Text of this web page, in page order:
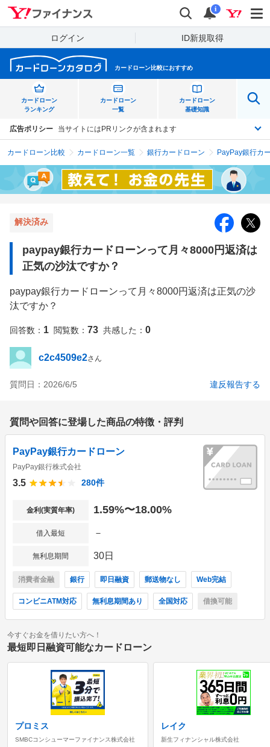
Yahoo!ファイナンス
検索 通知
i
ログイン ID新規取得
カードローン比較におすすめ
カードローン
ランキング
カードローン
一覧
カードローン
基礎知識
広告ポリシー 当サイトにはPRリンクが含まれます
カードローン比較 カードローン一覧 銀行カードローン PayPay銀行カ
解決済み
paypay銀行カードローンって月々8000円返済は
正気の沙汰ですか？
paypay銀行カードローンって月々8000円返済は正気の沙
汰ですか？
回答数： 1 閲覧数： 73 共感した： 0
c2c4509e2さん
質問日： 2026/6/5 違反報告する
質問や回答に登場した商品の特徴・評判
PayPay銀行カードローン
PayPay銀行株式会社
3.5 280件
金利(実質年率) 1.59%〜18.00%
借入最短 －
無利息期間 30日
消費者金融 銀行 即日融資 郵送物なし Web完結
コンビニATM対応 無利息期間あり 全国対応 借換可能
今すぐお金を借りたい方へ！
最短即日融資可能なカードローン
プロミス
SMBCコンシューマーファイナンス株式会社
レイク
新生フィナンシャル株式会社